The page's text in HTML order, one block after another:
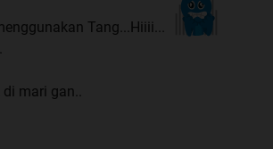
Tang...Hiiii...
mari gan..